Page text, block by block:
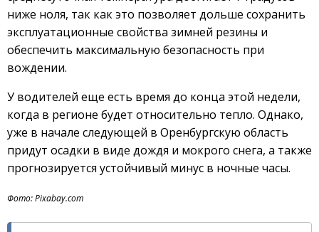
ниже ноля, так как это позволяет дольше сохранить
эксплуатационные свойства зимней резины и
обеспечить максимальную безопасность при
вождении.
У водителей еще есть время до конца этой недели,
когда в регионе будет относительно тепло. Однако,
уже в начале следующей в Оренбургскую область
придут осадки в виде дождя и мокрого снега, а также
прогнозируется устойчивый минус в ночные часы.
Фото: Pixabay.com